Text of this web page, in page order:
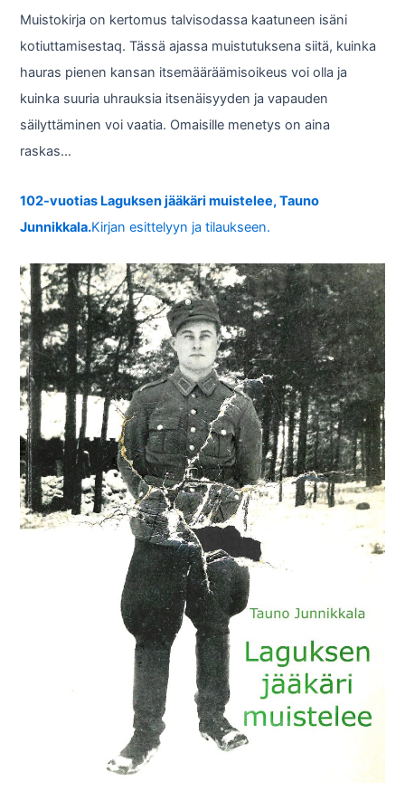
Muistokirja on kertomus talvisodassa kaatuneen isäni
kotiuttamisestaq. Tässä ajassa muistutuksena siitä, kuinka
hauras pienen kansan itsemääräämisoikeus voi olla ja
kuinka suuria uhrauksia itsenäisyyden ja vapauden
säilyttäminen voi vaatia. Omaisille menetys on aina
raskas…
102-vuotias Laguksen jääkäri muistelee, Tauno
Junnikkala.Kirjan esittelyyn ja tilaukseen.